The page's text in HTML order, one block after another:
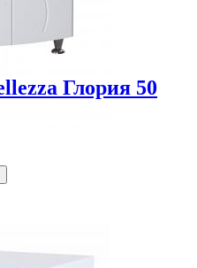
Глория 50